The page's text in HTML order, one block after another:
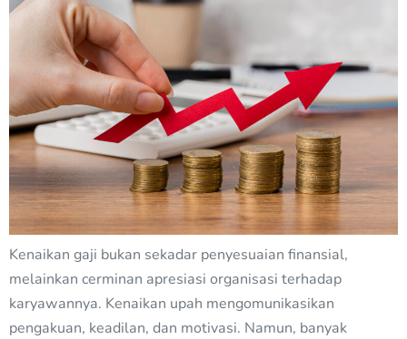
Kenaikan gaji bukan sekadar penyesuaian finansial,
melainkan cerminan apresiasi organisasi terhadap
karyawannya. Kenaikan upah mengomunikasikan
pengakuan, keadilan, dan motivasi. Namun, banyak